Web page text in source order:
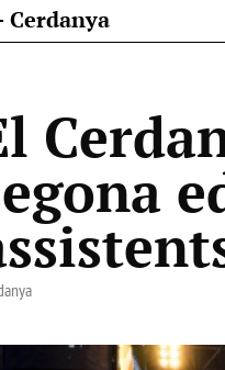
Cerdanya